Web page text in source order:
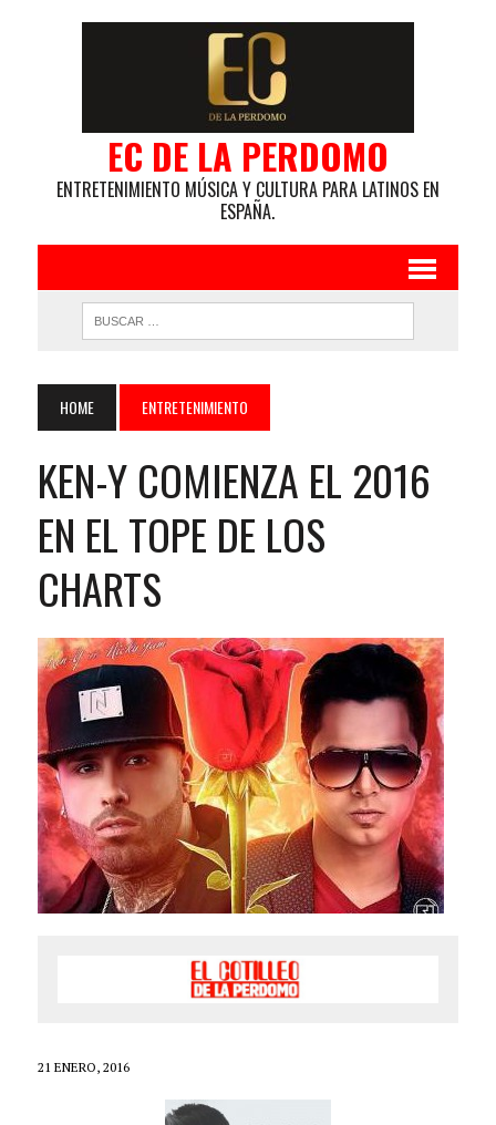
EC DE LA PERDOMO
ENTRETENIMIENTO MÚSICA Y CULTURA PARA LATINOS EN
ESPAÑA.
HOME ENTRETENIMIENTO
KEN-Y COMIENZA EL 2016
EN EL TOPE DE LOS
CHARTS
21 ENERO, 2016